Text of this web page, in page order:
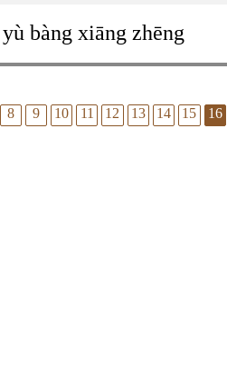
yù bàng xiāng zhēng
8 9 10 11 12 13 14 15
16